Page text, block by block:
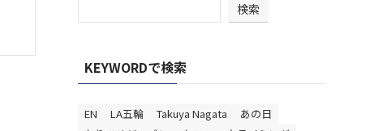
検索
KEYWORDで検索
EN LA五輪 Takuya Nagata
あの日